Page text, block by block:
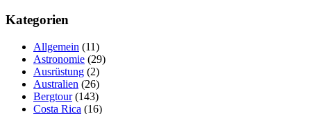
Kategorien
Allgemein (11)
Astronomie (29)
Ausrüstung (2)
Australien (26)
Bergtour(143)
Costa Rica (16)